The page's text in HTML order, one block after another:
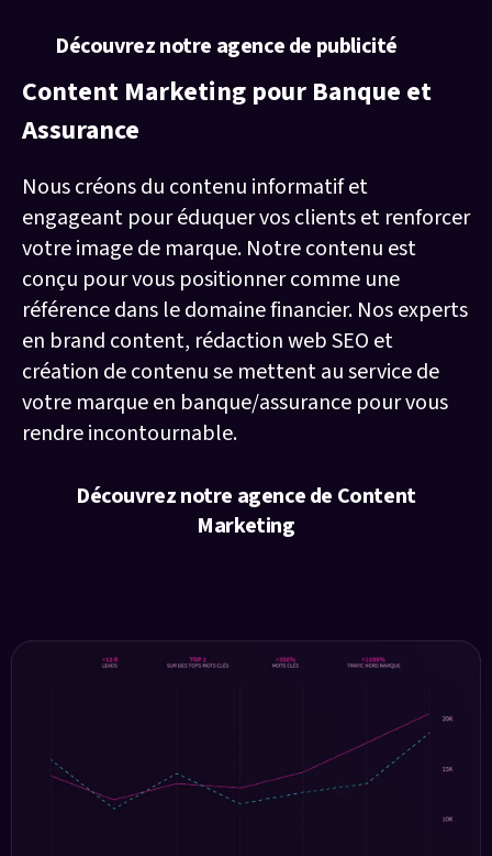
Découvrez notre agence de publicité
Content Marketing pour Banque et
Assurance
Nous créons du contenu informatif et
engageant pour éduquer vos clients et renforcer
votre image de marque. Notre contenu est
conçu pour vous positionner comme une
référence dans le domaine financier. Nos experts
en brand content, rédaction web SEO et
création de contenu se mettent au service de
votre marque en banque/assurance pour vous
rendre incontournable.
Découvrez notre agence de Content
Marketing